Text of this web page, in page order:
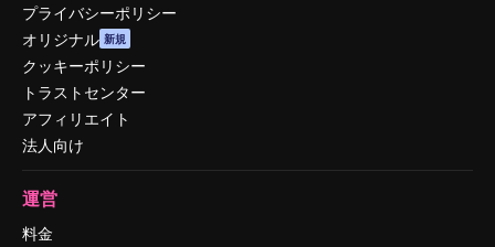
プライバシーポリシー
オリジナル 新規
クッキーポリシー
トラストセンター
アフィリエイト
法人向け
運営
料金